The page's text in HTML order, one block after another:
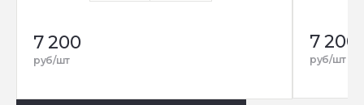
7 200
руб/шт
7 200
руб/шт